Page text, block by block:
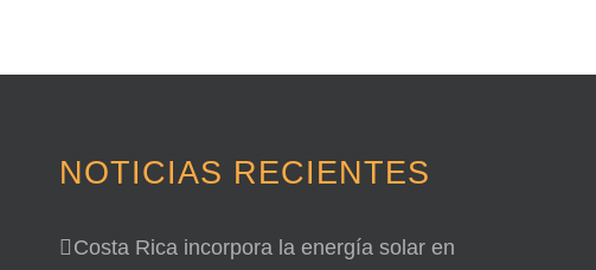
NOTICIAS RECIENTES
Costa Rica incorpora la energía solar en